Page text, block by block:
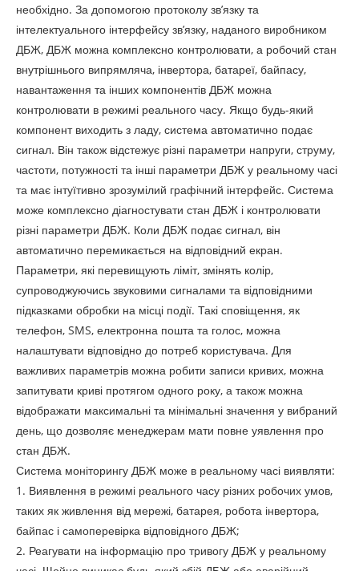
необхідно. За допомогою протоколу зв’язку та
інтелектуального інтерфейсу зв’язку, наданого виробником
ДБЖ, ДБЖ можна комплексно контролювати, а робочий стан
внутрішнього випрямляча, інвертора, батареї, байпасу,
навантаження та інших компонентів ДБЖ можна
контролювати в режимі реального часу. Якщо будь-який
компонент виходить з ладу, система автоматично подає
сигнал. Він також відстежує різні параметри напруги, струму,
частоти, потужності та інші параметри ДБЖ у реальному часі
та має інтуїтивно зрозумілий графічний інтерфейс. Система
може комплексно діагностувати стан ДБЖ і контролювати
різні параметри ДБЖ. Коли ДБЖ подає сигнал, він
автоматично перемикається на відповідний екран.
Параметри, які перевищують ліміт, змінять колір,
супроводжуючись звуковими сигналами та відповідними
підказками обробки на місці події. Такі сповіщення, як
телефон, SMS, електронна пошта та голос, можна
налаштувати відповідно до потреб користувача. Для
важливих параметрів можна робити записи кривих, можна
запитувати криві протягом одного року, а також можна
відображати максимальні та мінімальні значення у вибраний
день, що дозволяє менеджерам мати повне уявлення про
стан ДБЖ.
Система моніторингу ДБЖ може в реальному часі виявляти:
1. Виявлення в режимі реального часу різних робочих умов,
таких як живлення від мережі, батарея, робота інвертора,
байпас і самоперевірка відповідного ДБЖ;
2. Реагувати на інформацію про тривогу ДБЖ у реальному